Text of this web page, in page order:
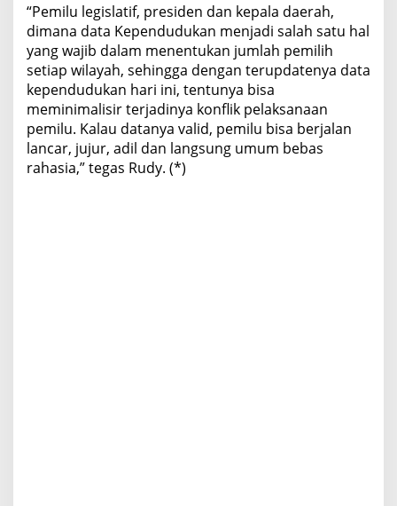
“Pemilu legislatif, presiden dan kepala daerah,
dimana data Kependudukan menjadi salah satu hal
yang wajib dalam menentukan jumlah pemilih
setiap wilayah, sehingga dengan terupdatenya data
kependudukan hari ini, tentunya bisa
meminimalisir terjadinya konflik pelaksanaan
pemilu. Kalau datanya valid, pemilu bisa berjalan
lancar, jujur, adil dan langsung umum bebas
rahasia,” tegas Rudy. (*)